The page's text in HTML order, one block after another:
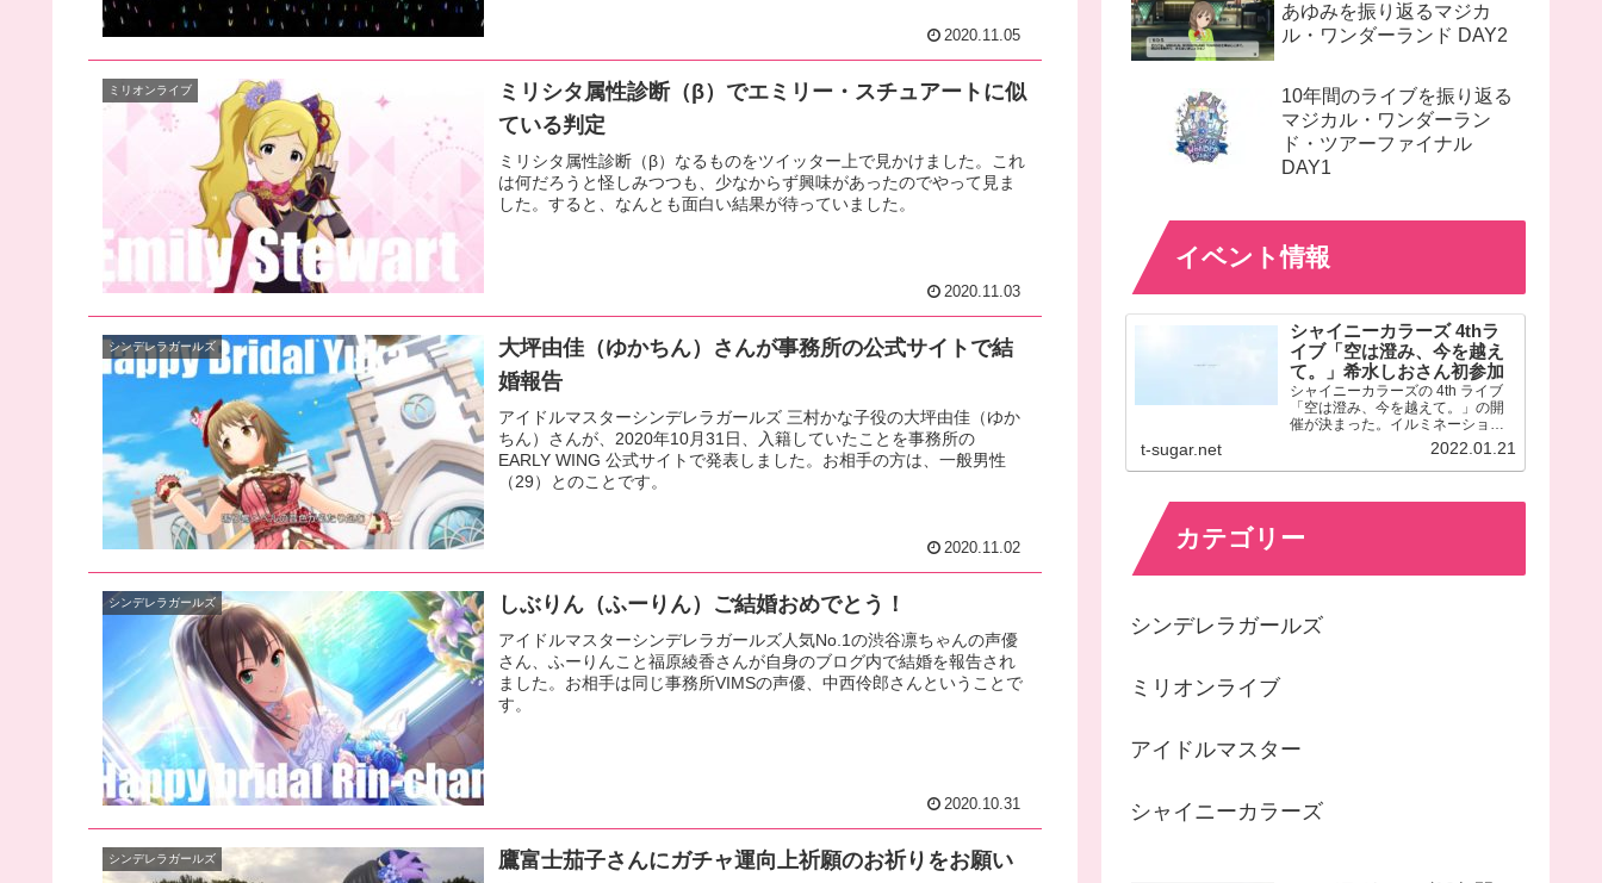
2020.11.05
ミリオンライブ
ミリシタ属性診断（β）でエミリー・スチュアートに似
ている判定
ミリシタ属性診断（β）なるものをツイッター上で見かけました。これ
は何だろうと怪しみつつも、少なからず興味があったのでやって見ま
した。すると、なんとも面白い結果が待っていました。
2020.11.03
シンデレラガールズ
大坪由佳（ゆかちん）さんが事務所の公式サイトで結
婚報告
アイドルマスターシンデレラガールズ 三村かな子役の大坪由佳（ゆか
ちん）さんが、2020年10月31日、入籍していたことを事務所の
EARLY WING 公式サイトで発表しました。お相手の方は、一般男性
（29）とのことです。
2020.11.02
シンデレラガールズ しぶりん（ふーりん）ご結婚おめでとう！
アイドルマスターシンデレラガールズ人気No.1の渋谷凛ちゃんの声優
さん、ふーりんこと福原綾香さんが自身のブログ内で結婚を報告され
ました。お相手は同じ事務所VIMSの声優、中西伶郎さんということで
す。
2020.10.31
シンデレラガールズ
鷹富士茄子さんにガチャ運向上祈願のお祈りをお願い
あゆみを振り返るマジカ
ル・ワンダーランド DAY2
10年間のライブを振り返る
マジカル・ワンダーラン
ド・ツアーファイナル
DAY1
イベント情報
シャイニーカラーズ 4thラ
イブ「空は澄み、今を越え
て。」希水しおさん初参加
シャイニーカラーズの 4th ライブ
「空は澄み、今を越えて。」の開
催が決まった。イルミネーション
スターズ風野灯織役の近藤玲奈さ
んが久しぶりに参加メンバーに名
を連ねているほか、今回が初のラ
しおさんにも注目が集まる。
t-sugar.net 2022.01.21
カテゴリー
シンデレラガールズ
ミリオンライブ
アイドルマスター
シャイニーカラーズ